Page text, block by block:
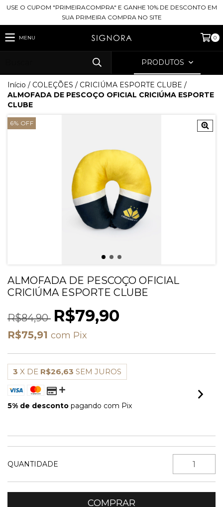
USE O CUPOM "PRIMEIRACOMPRA" E GANHE 10% DE DESCONTO EM
SUA PRIMEIRA COMPRA NO SITE
MENU 0
PRODUTOS
Início / COLEÇÕES / CRICIÚMA ESPORTE CLUBE /
ALMOFADA DE PESCOÇO OFICIAL CRICIÚMA ESPORTE
CLUBE
6% OFF
ALMOFADA DE PESCOÇO OFICIAL
CRICIÚMA ESPORTE CLUBE
R$84,90 R$79,90
R$75,91 com Pix
3 X DE R$26,63 SEM JUROS
5% de desconto pagando com Pix
QUANTIDADE